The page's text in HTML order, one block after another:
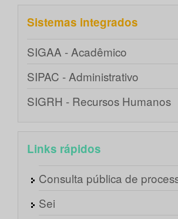
Sistemas integrados
SIGAA - Acadêmico
SIPAC - Administrativo
SIGRH - Recursos Humanos
Links rápidos
Consulta pública de
Sei